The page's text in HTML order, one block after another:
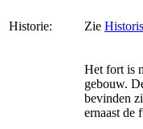
Historie: Zie
Het fort is
gebouw.
bevinden
ernaast de